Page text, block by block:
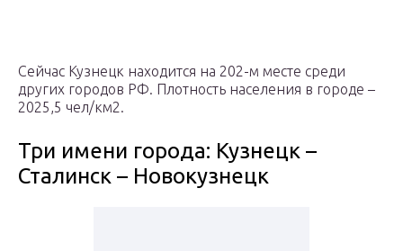
Сейчас Кузнецк находится на 202-м месте среди
других городов РФ. Плотность населения в городе –
2025,5 чел/км2.
Три имени города: Кузнецк –
Сталинск – Новокузнецк